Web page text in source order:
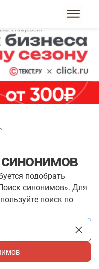
подобрать
синонимов». Для
поиск по